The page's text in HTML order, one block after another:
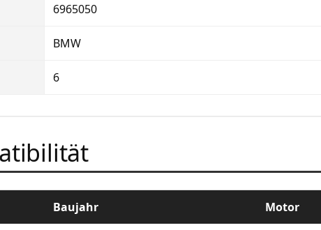
6965050
BMW
6
Baujahr Motor